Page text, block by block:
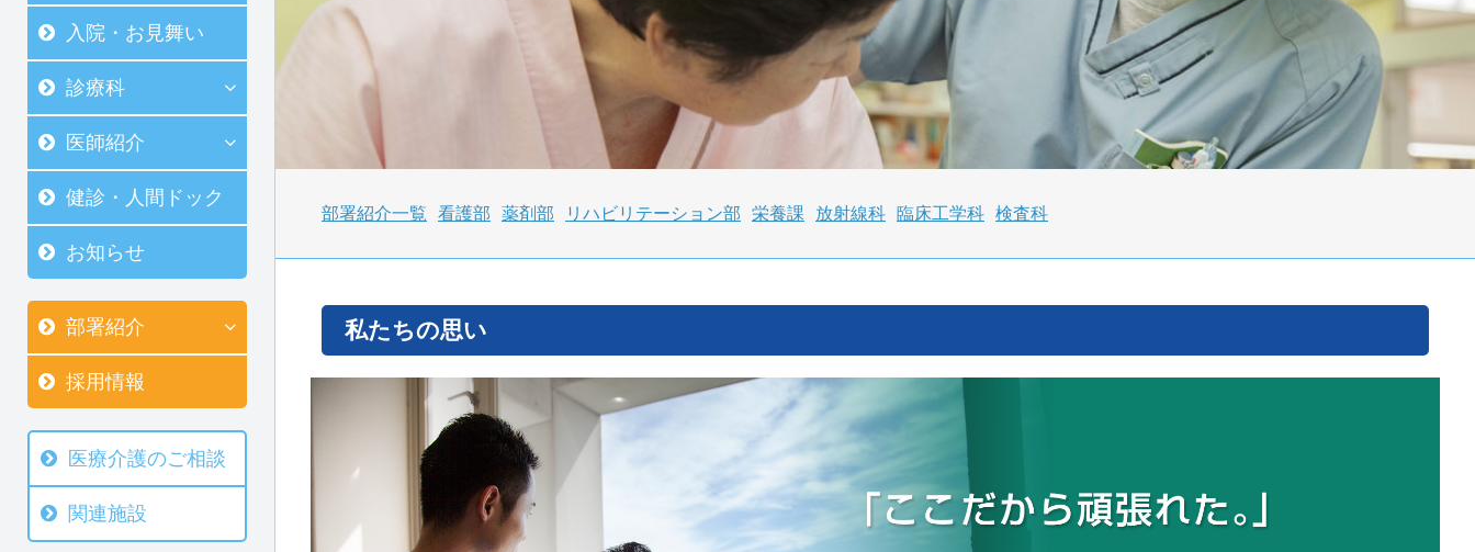
入院・お見舞い
診療科
医師紹介
健診・人間ドック
お知らせ
部署紹介
採用情報
医療介護のご相談
関連施設
部署紹介一覧 看護部 薬剤部 リハビリテーション部 栄養課 放射線科 臨床工学科 検査科
私たちの思い